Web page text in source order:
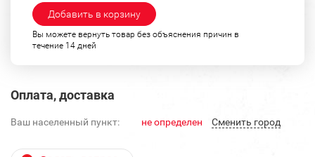
Добавить в корзину
Вы можете вернуть товар без объяснения причин в
течение 14 дней
Оплата, доставка
Ваш населенный пункт: не определен Cменить город